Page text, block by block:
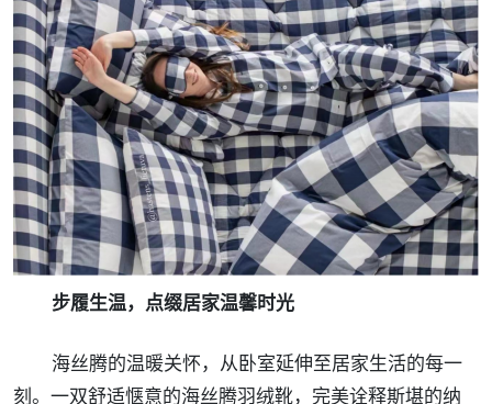
步履生温，点缀居家温馨时光
海丝腾的温暖关怀，从卧室延伸至居家生活的每一
刻。一双舒适惬意的海丝腾羽绒靴，完美诠释斯堪的纳